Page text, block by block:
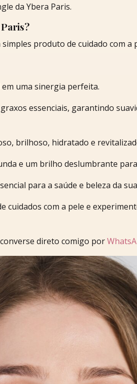
da Ybera Paris.
produto de cuidado com a
uma sinergia perfeita.
essenciais, garantindo
brilhoso, hidratado e
e um brilho deslumbrante
para a saúde e beleza da
com a pele e
direto comigo por